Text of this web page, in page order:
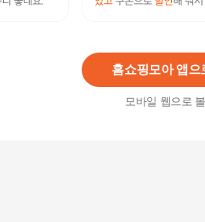
홈쇼핑모아 앱으
모바일 웹으로
파미레 미니 손잡이 소